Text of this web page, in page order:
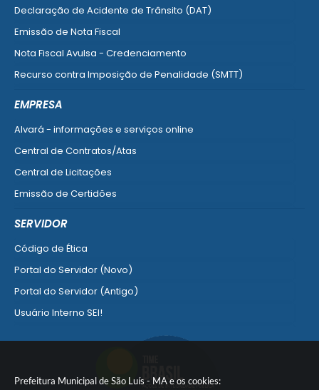
Prefeitura Municipal de São Luís - MA e os cookies:
Declaração de Acidente de Trânsito (DAT)
Emissão de Nota Fiscal
Nota Fiscal Avulsa - Credenciamento
Recurso contra Imposição de Penalidade (SMTT)
EMPRESA
Alvará - informações e serviços online
Central de Contratos/Atas
Central de Licitações
Emissão de Certidões
SERVIDOR
Código de Ética
Portal do Servidor (Novo)
Portal do Servidor (Antigo)
Usuário Interno SEI!
Portal do Segurado